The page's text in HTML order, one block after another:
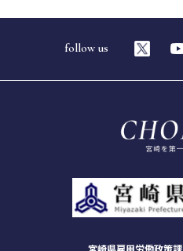
follow us
宮崎県雇用労働政策課